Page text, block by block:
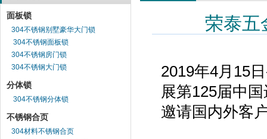
面板锁
304不锈钢别墅豪华大门锁
304不锈钢面板锁
304不锈钢房门锁
304不锈钢大门锁
分体锁
304不锈钢分体锁
不锈钢合页
304材料不锈钢合页
荣泰五
2019年4月 15 日
展第125届中
邀请国内外客